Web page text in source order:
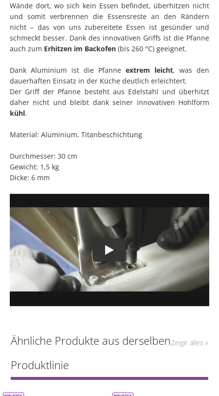
Wände dort, wo sich kein Essen befindet, überhitzen nicht
und somit verbrennen die Essensreste an den Rändern
nicht – das von uns zubereitete Essen ist gesünder und
schmeckt besser. Dank des innovativen Griffs ist die Pfanne
auch zum Erhitzen im Backofen (bis 260 °C) geeignet.
Dank Aluminium ist die Pfanne extrem leicht, was den
dauerhaften Einsatz in der Küche deutlich erleichtert.
Der Griff der Pfanne besteht aus Edelstahl und überhitzt
daher nicht und bleibt dank seiner innovativen Hohlform
kühl.
Material: Aluminium, Titanbeschichtung
Durchmesser: 30 cm
Gewicht: 1,5 kg
Dicke: 6 mm
Ähnliche Produkte aus derselben
Produktlinie
Zeige alles »